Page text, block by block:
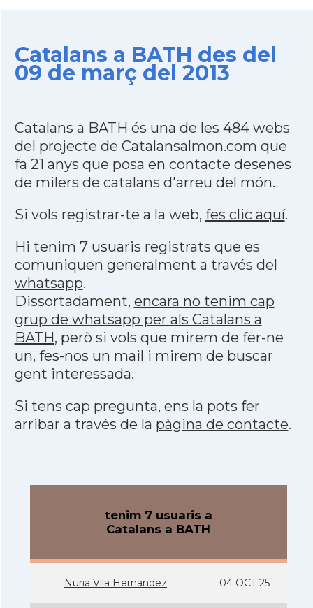
Catalans a BATH des del
09 de març del 2013
Catalans a BATH és una de les 484 webs
del projecte de Catalansalmon.com que
fa 21 anys que posa en contacte desenes
de milers de catalans d'arreu del món.
Si vols registrar-te a la web, fes clic aquí.
Hi tenim 7 usuaris registrats que es
comuniquen generalment a través del
whatsapp.
Dissortadament, encara no tenim cap
grup de whatsapp per als Catalans a
BATH, però si vols que mirem de fer-ne
un, fes-nos un mail i mirem de buscar
gent interessada.
Si tens cap pregunta, ens la pots fer
arribar a través de la pàgina de contacte.
tenim 7 usuaris a
Catalans a BATH
Nuria Vila Hernandez 04 OCT 25